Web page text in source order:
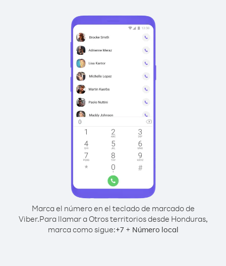
Marca el número en el teclado de marcado de
Viber.Para llamar a Otros territorios desde Honduras,
marca como sigue:+7+ Número local